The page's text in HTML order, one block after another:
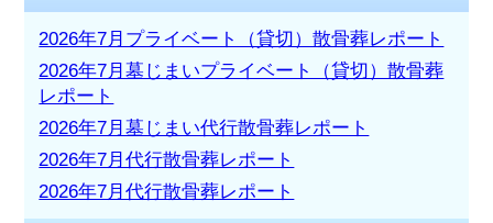
2026年7月プライベート（貸切）散骨葬レポート
2026年7月墓じまいプライベート（貸切）散骨葬
レポート
2026年7月墓じまい代行散骨葬レポート
2026年7月代行散骨葬レポート
2026年7月代行散骨葬レポート